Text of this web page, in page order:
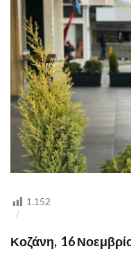
1.152
Κοζάνη, 16